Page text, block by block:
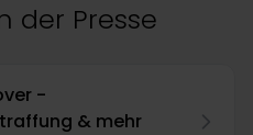
der Presse
-
& mehr